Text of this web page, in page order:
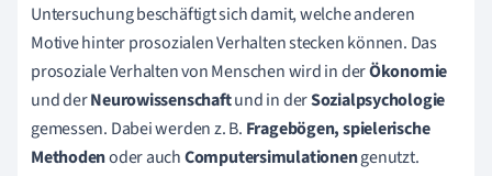
Untersuchung beschäftigt sich damit, welche anderen
Motive hinter prosozialen Verhalten stecken können. Das
prosoziale Verhalten von Menschen wird in derÖkonomie
und derNeurowissenschaftund in derSozialpsychologie
gemessen. Dabei werden z. B. Fragebögen, spielerische
Methodenoder auchComputersimulationengenutzt.